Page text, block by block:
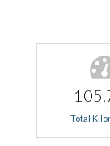
Total